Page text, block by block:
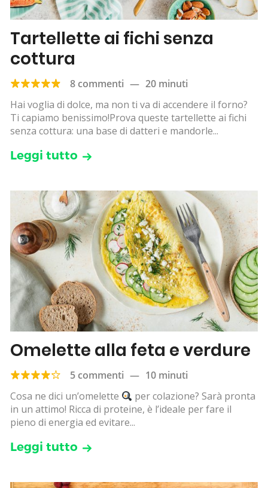
Tartellette ai fichi senza
cottura
8 commenti — 20 minuti
Hai voglia di dolce, ma non ti va di accendere il forno?
Ti capiamo benissimo!Prova queste tartellette ai fichi
senza cottura: una base di datteri e mandorle...
Leggi tutto
Omelette alla feta e verdure
5 commenti — 10 minuti
Cosa ne dici un’omelette
per colazione? Sarà pronta
in un attimo! Ricca di proteine, è l’ideale per fare il
pieno di energia ed evitare...
Leggi tutto